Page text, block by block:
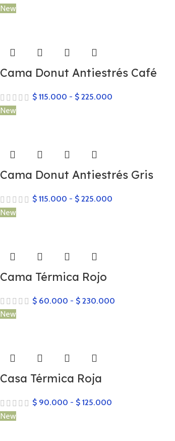
New
Cama Donut Antiestrés Café
$ 115.000 - $ 225.000
New
Cama Donut Antiestrés Gris
$ 115.000 - $ 225.000
New
Cama Térmica Rojo
$ 60.000 - $ 230.000
New
Casa Térmica Roja
$ 90.000 - $ 125.000
New